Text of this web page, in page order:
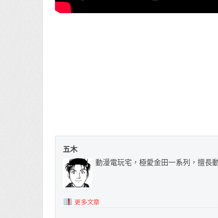
五木
動漫電玩宅，極愛金田一系列，擅長
更多文章